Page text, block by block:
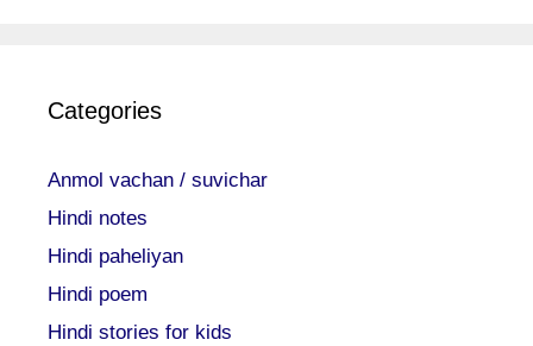
Categories
Anmol vachan / suvichar
Hindi notes
Hindi paheliyan
Hindi poem
Hindi stories for kids